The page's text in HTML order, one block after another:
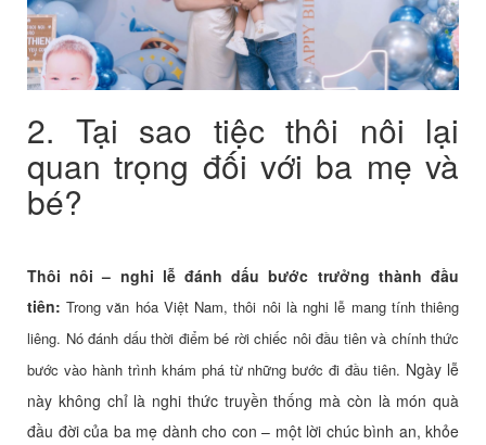
2. Tại sao tiệc thôi nôi lại
quan trọng đối với ba mẹ và
bé?
Thôi nôi – nghi lễ đánh dấu bước trưởng thành đầu
tiên:Trong văn hóa Việt Nam, thôi nôi là nghi lễ mang tính thiêng
liêng. Nó đánh dấu thời điểm bé rời chiếc nôi đầu tiên và chính thức
bước vào hành trình khám phá từ những bước đi đầu tiên. Ngày lễ
này không chỉ là nghi thức truyền thống mà còn là món quà
đầu đời của ba mẹ dành cho con – một lời chúc bình an, khỏe